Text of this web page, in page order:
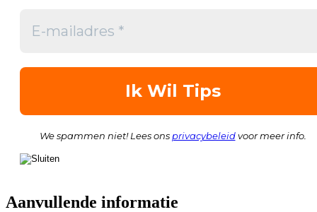
We spammen niet! Lees ons privacybeleidvoor meer info.
Aanvullende informatie